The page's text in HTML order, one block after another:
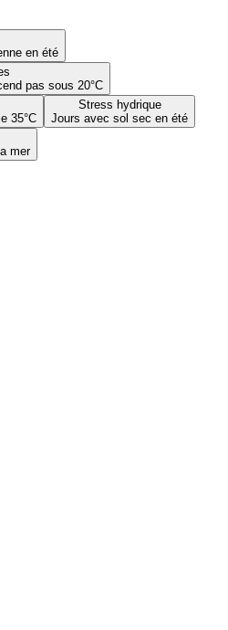
en été
pas sous 20°C
35°C
Stress hydrique
Jours avec sol sec en été
mer